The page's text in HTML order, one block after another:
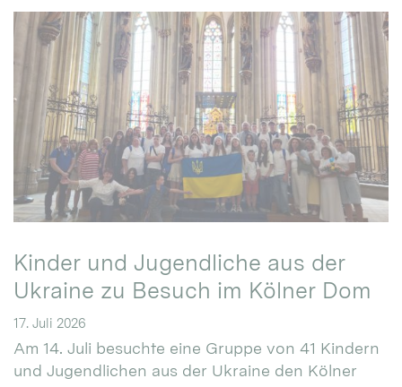
Kinder und Jugendliche aus der
Ukraine zu Besuch im Kölner Dom
17. Juli 2026
Am 14. Juli besuchte eine Gruppe von 41 Kindern
und Jugendlichen aus der Ukraine den Kölner